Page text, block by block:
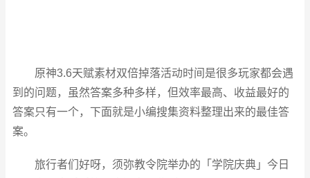
原神3.6天赋素材双倍掉落活动时间是很多玩家都会遇
到的问题，虽然答案多种多样，但效率最高、收益最好的
答案只有一个，下面就是小编搜集资料整理出来的最佳答
案。
旅行者们好呀，须弥教令院举办的「学院庆典」今日